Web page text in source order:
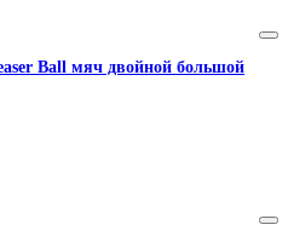
Ball мяч двойной большой